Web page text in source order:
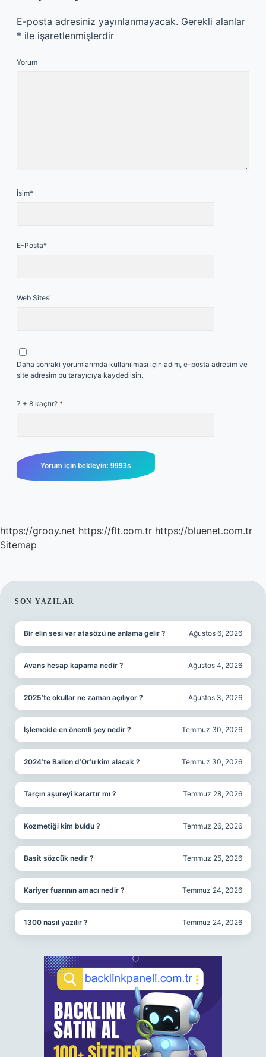
E-posta adresiniz yayınlanmayacak. Gerekli alanlar
* ile işaretlenmişlerdir
Yorum
İsim*
E-Posta*
Web Sitesi
Daha sonraki yorumlarımda kullanılması için adım, e-posta adresim ve
site adresim bu tarayıcıya kaydedilsin.
7 + 8 kaçtır? *
https://grooy.net https://flt.com.tr https://bluenet.com.tr
Sitemap
SIDEBAR
SON YAZILAR
Bir elin sesi var atasözü ne anlama gelir ? Ağustos 6, 2026
Avans hesap kapama nedir ? Ağustos 4, 2026
2025’te okullar ne zaman açılıyor ? Ağustos 3, 2026
İşlemcide en önemli şey nedir ? Temmuz 30, 2026
2024’te Ballon d’Or’u kim alacak ? Temmuz 30, 2026
Tarçın aşureyi karartır mı ? Temmuz 28, 2026
Kozmetiği kim buldu ? Temmuz 26, 2026
Basit sözcük nedir ? Temmuz 25, 2026
Kariyer fuarının amacı nedir ? Temmuz 24, 2026
1300 nasıl yazılır ? Temmuz 24, 2026